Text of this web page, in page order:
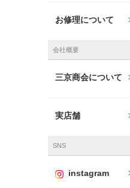
お修理について
会社概要
三京商会について
実店舗
SNS
instagram